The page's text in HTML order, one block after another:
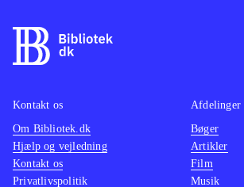
Kontakt os
Om Bibliotek.dk
Hjælp og vejledning
Kontakt os
Privatlivspolitik
Afdelinger
Bøger
Artikler
Film
Musik